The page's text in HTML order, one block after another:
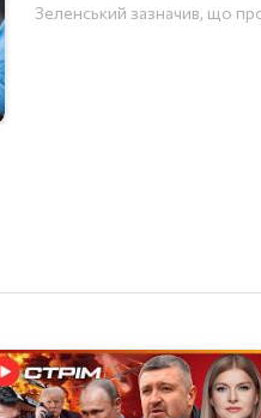
Зеленський зазначив, що